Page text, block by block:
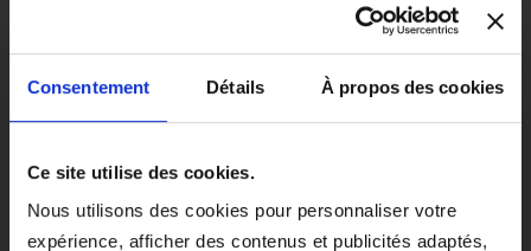
Consentement Détails À propos des cookies
Ce site utilise des cookies.
Nous utilisons des cookies pour personnaliser votre
expérience, afficher des contenus et publicités adaptés,
close
EN COLORIS NOIR, CE PRODUIT
SEPTEMBRE 2026.